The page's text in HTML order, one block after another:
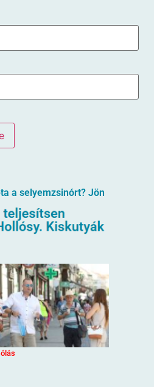
a selyemzsinórt? Jön